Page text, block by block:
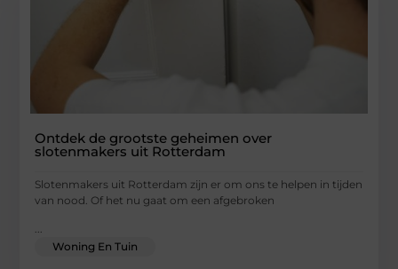
Ontdek de grootste geheimen over
slotenmakers uit Rotterdam
Slotenmakers uit Rotterdam zijn er om ons te helpen in tijden
van nood. Of het nu gaat om een afgebroken
...
Woning En Tuin